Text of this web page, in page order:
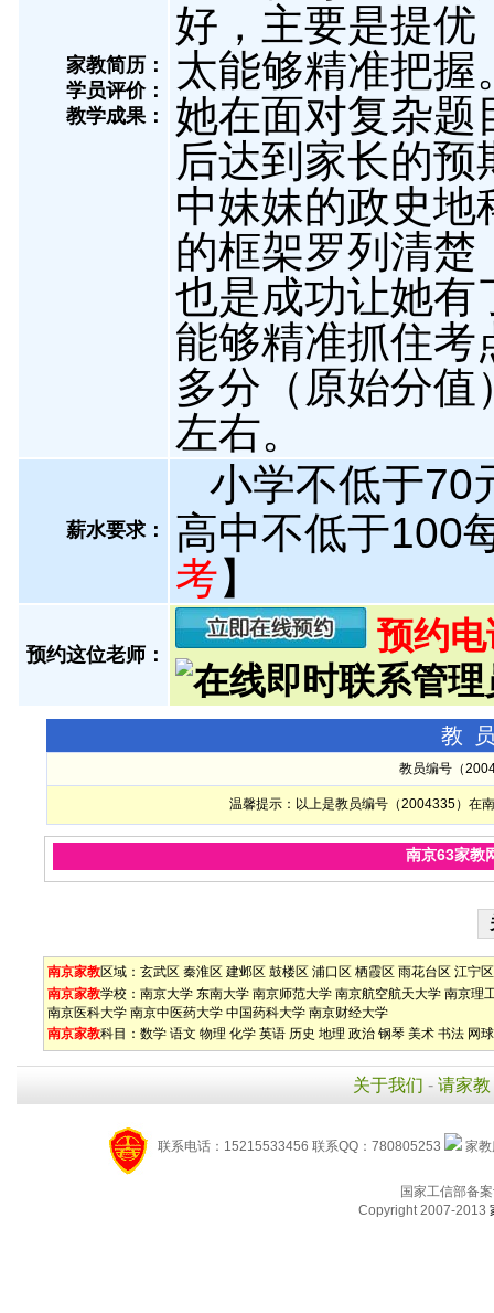
家教简历：
学员评价：
教学成果：
好，主要是提优
太能够精准把握
她在面对复杂题
后达到家长的
中妹妹的政史地
的框架罗列清楚
也是成功让她有
能够精准抓住考
多分（原始分
左右。
薪水要求：
小学不低于70
高中不低于100
考】
预约这位老师： 预约
教
教员编号（
温馨提示：以上是教员编号（2004335）在
南京63家教
南京家教区域： 玄武区 秦淮区 建邺区 鼓楼区 浦口区 栖霞区 雨花台区 江宁区
南京家教学校： 南京大学 东南大学 南京师范大学 南京航空航天大学 南京理
南京医科大学 南京中医药大学 中国药科大学 南京财经大学
南京家教科目： 数学 语文 物理 化学 英语 历史 地理 政治 钢琴 美术 书法 网球
关于我们 - 请家教
联系电话：15215533456 联系QQ：780805253 家
国家工信部备
Copyright 2007-2013